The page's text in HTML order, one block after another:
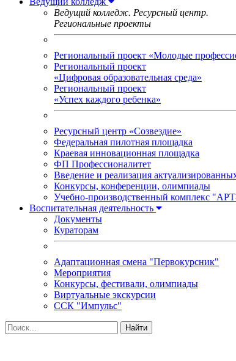
Ведущий колледж. Ресурсный центр.
Региональные проекты
Региональный проект «Молодые
Региональный проект
«Цифровая образовательная среда»
Региональный проект
«Успех каждого ребенка»
Ресурсный центр «Созвездие»
Федеральная пилотная площадка
Краевая инновационная площадка
ФП Профессионалитет
Введение и реализация
Конкурсы, конференции, олимпиады
Учебно-производственный комплекс
Воспитательная деятельность
Документы
Кураторам
Адаптационная смена "Первокурсник"
Мероприятия
Конкурсы, фестивали, олимпиады
Виртуальные экскурсии
ССК "Импульс"